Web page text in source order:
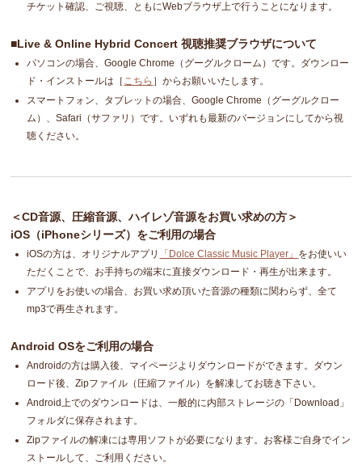
チケット確認、ご視聴、ともにWebブラウザ上で行うことになります。
■Live & Online Hybrid Concert 視聴推奨ブラウザについて
パソコンの場合、Google Chrome（グーグルクローム）です。ダウンロー
ド・インストールは［ こちら ］からお願いいたします。
スマートフォン、タブレットの場合、Google Chrome（グーグルクロー
ム）、Safari（サファリ）です。いずれも最新のバージョンにしてから視
聴ください。
＜CD音源、圧縮音源、ハイレゾ音源をお買い求めの方＞
iOS（iPhoneシリーズ）をご利用の場合
iOSの方は、オリジナルアプリ 「Dolce Classic Music Player」 をお使いい
ただくことで、お手持ちの端末に直接ダウンロード・再生が出来ます。
アプリをお使いの場合、お買い求め頂いた音源の種類に関わらず、全て
mp3で再生されます。
Android OSをご利用の場合
Androidの方は購入後、マイページよりダウンロードができます。ダウン
ロード後、Zipファイル（圧縮ファイル）を解凍してお聴き下さい。
Android上でのダウンロードは、一般的に内部ストレージの「Download」
フォルダに保存されます。
Zipファイルの解凍には専用ソフトが必要になります。お客様ご自身でイン
ストールして、ご利用ください。